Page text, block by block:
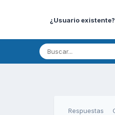
¿Usuario
Respuestas